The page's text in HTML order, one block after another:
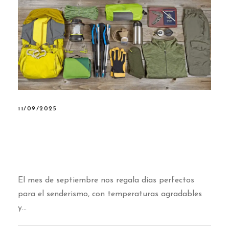
11/09/2025
El mes de septiembre nos regala días perfectos
para el senderismo, con temperaturas agradables
y...